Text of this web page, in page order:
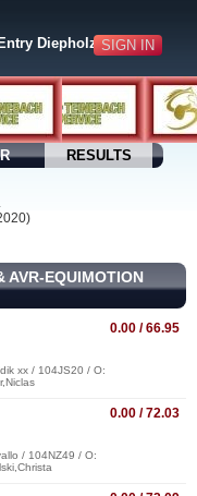
SIGN IN
Diepholz
RESULTS
AVR-EQUIMOTION
0.00 / 66.95
xx / 104JS20 / O:
0.00 / 72.03
/ 104NZ49 / O: